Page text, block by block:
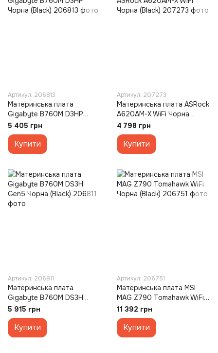
Артикул: 206813
Материнська плата
Gigabyte B760M D3HP
Чорна (Black)
5 405 грн
Купити
Артикул: 207273
Материнська плата ASRock
A620AM-X WiFi Чорна
(Black)
4 798 грн
Купити
Артикул: 206811
Материнська плата
Gigabyte B760M DS3H
Gen5 Чорна (Black)
5 915 грн
Купити
Артикул: 206751
Материнська плата MSI
MAG Z790 Tomahawk WiFi
Чорна (Black)
11 392 грн
Купити